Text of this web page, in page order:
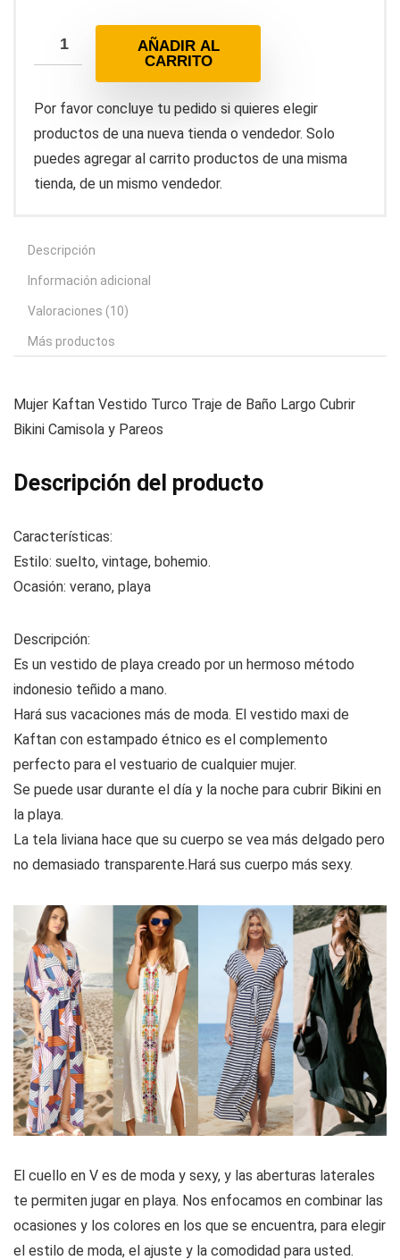
AÑADIR AL
CARRITO
Por favor concluye tu pedido si quieres elegir
productos de una nueva tienda o vendedor. Solo
puedes agregar al carrito productos de una misma
tienda, de un mismo vendedor.
Descripción
Información adicional
Valoraciones (10)
Más productos
Mujer Kaftan Vestido Turco Traje de Baño Largo Cubrir
Bikini Camisola y Pareos
Descripción del producto
Características:
Estilo: suelto, vintage, bohemio.
Ocasión: verano, playa
Descripción:
Es un vestido de playa creado por un hermoso método
indonesio teñido a mano.
Hará sus vacaciones más de moda. El vestido maxi de
Kaftan con estampado étnico es el complemento
perfecto para el vestuario de cualquier mujer.
Se puede usar durante el día y la noche para cubrir Bikini en
la playa.
La tela liviana hace que su cuerpo se vea más delgado pero
no demasiado transparente.Hará sus cuerpo más sexy.
El cuello en V es de moda y sexy, y las aberturas laterales
te permiten jugar en playa. Nos enfocamos en combinar las
ocasiones y los colores en los que se encuentra, para elegir
el estilo de moda, el ajuste y la comodidad para usted.